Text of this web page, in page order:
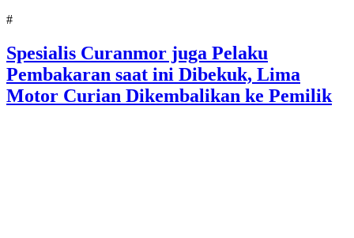
#
Spesialis Curanmor juga Pelaku
Pembakaran saat ini Dibekuk, Lima
Motor Curian Dikembalikan ke Pemilik